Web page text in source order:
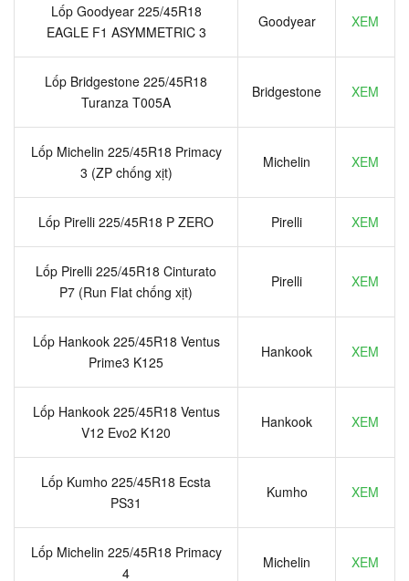
Lốp Goodyear 225/45R18
EAGLE F1 ASYMMETRIC 3
Goodyear XEM
Lốp Bridgestone 225/45R18
Turanza T005A
Bridgestone XEM
Lốp Michelin 225/45R18 Primacy
3 (ZP chống xịt)
Michelin XEM
Lốp Pirelli 225/45R18 P ZERO Pirelli XEM
Lốp Pirelli 225/45R18 Cinturato
P7 (Run Flat chống xịt)
Pirelli XEM
Lốp Hankook 225/45R18 Ventus
Prime3 K125
Hankook XEM
Lốp Hankook 225/45R18 Ventus
V12 Evo2 K120
Hankook XEM
Lốp Kumho 225/45R18 Ecsta
PS31
Kumho XEM
Lốp Michelin 225/45R18 Primacy
4
Michelin XEM